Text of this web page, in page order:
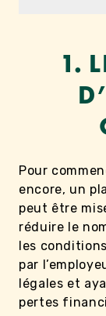
1.
Pour
encore, un
peut être
réduire le
les
par
légales et
pertes